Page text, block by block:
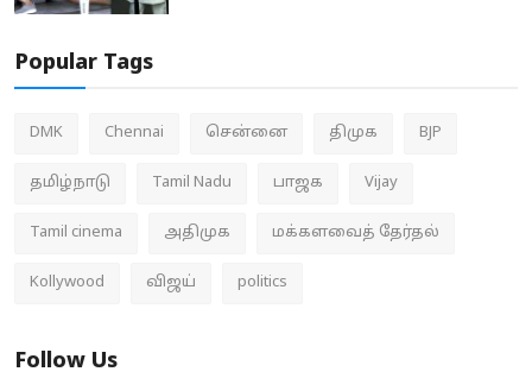
Popular Tags
DMK Chennai சென்னை திமுக BJP
தமிழ்நாடு Tamil Nadu பாஜக Vijay
Tamil cinema அதிமுக மக்களவைத் தேர்தல்
Kollywood விஜய் politics
Follow Us